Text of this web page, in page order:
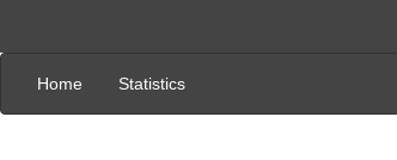
Home Statistics